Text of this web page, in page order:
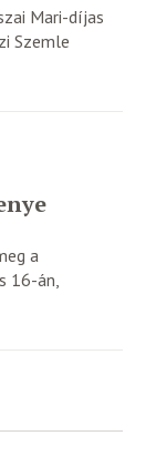
Mari-díjas
Szemle
a
16-án,